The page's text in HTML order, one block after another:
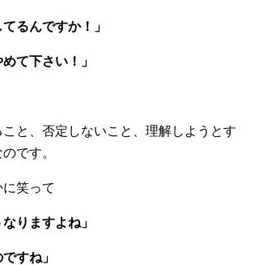
るんですか！」
て下さい！」
こと、否定しないこと、理解しようとす
です。
笑って
りますよね」
すね」